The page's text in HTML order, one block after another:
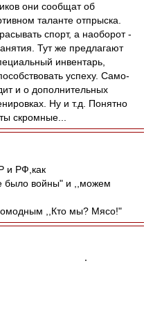
они сообщат об
таланте отпрыска.
спорт, а наоборот -
Тут же предлагают
инвентарь,
успеху. Само-
и о дополнительных
Ну и т.д. Понятно
скромные...
и РФ,как
было войны" и ,,можем
,,Кто мы? Мясо!"
странники!